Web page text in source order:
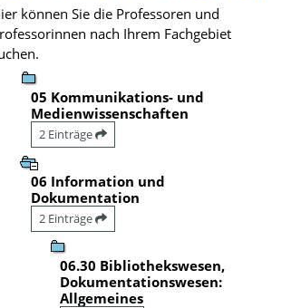
können Sie die Professoren und
nach Ihrem Fachgebiet
05 Kommunikations- und
Medienwissenschaften
2 Einträge
06 Information und
Dokumentation
2 Einträge
06.30 Bibliothekswesen,
Dokumentationswesen:
Allgemeines